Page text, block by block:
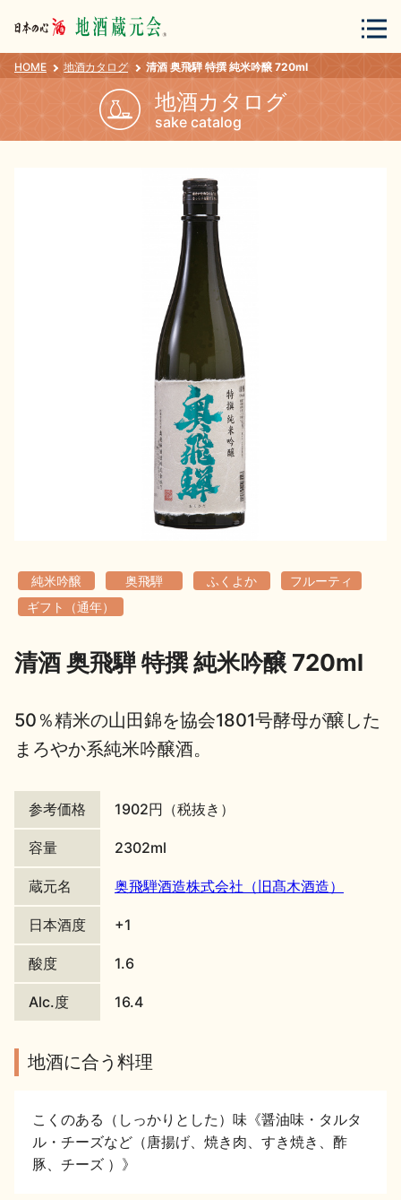
会員登録 ログイン
地酒カタログ
地酒解体新書
お楽しみコンテンツ
地酒川柳
日本酒の楽しみ方特集
地酒・イベント情報
HOME 地酒カタログ 清酒 奥飛騨 特撰 純米吟醸 720ml
地酒カタログ
sake catalog
純米吟醸 奥飛騨 ふくよか
フルーティ
ギフト（通年）
清酒 奥飛騨 特撰 純米吟醸 720ml
50％精米の山田錦を協会1801号酵母が醸した
まろやか系純米吟醸酒。
参考価格 1902円（税抜き）
容量 2302ml
蔵元名 奥飛騨酒造株式会社（旧髙木酒造）
日本酒度 +1
酸度 1.6
Alc.度 16.4
地酒に合う料理
こくのある（しっかりとした）味《醤油味・タルタ
ル・チーズなど（唐揚げ、焼き肉、すき焼き、酢
豚、チーズ ）》